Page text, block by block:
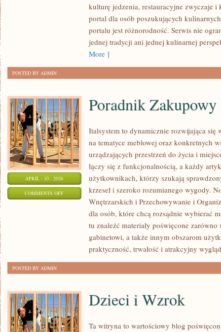
RESTAURACJACH
kulturę jedzenia, restauracyjne zwyczaje
portal dla osób poszukujących
portalu jest różnorodność. Serwis nie
jednej tradycji ani jednej kulinarnej
More ]
POSTED BY ADMIN
APRIL - 10 - 2026
COMMENTS OFFON
ZAKUPOWY
Poradnik Zakupowy
Italsystem to dynamicznie rozwijająca się
na tematyce meblowej oraz konkretnych
urządzających przestrzeń do życia i
łączy się z funkcjonalnością, a każdy
użytkownikach, którzy szukają
krzeseł i szeroko rozumianego wygody.
Wnętrzarskich i Przechowywanie i
dla osób, które chcą rozsądnie wybierać
tu znaleźć materiały poświęcone
gabinetowi, a także innym obszarom
praktyczność, trwałość i atrakcyjny
POSTED BY ADMIN
Dzieci i Wzrok
Ta witryna to wartościowy blog